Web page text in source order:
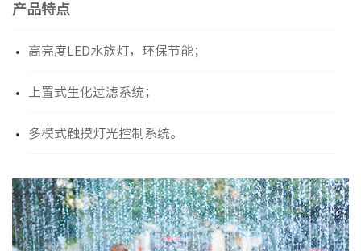
产品特点
高亮度LED水族灯，环保节能；
上置式生化过滤系统；
多模式触摸灯光控制系统。